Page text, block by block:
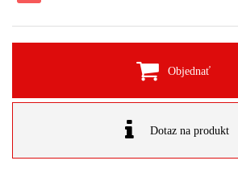
Objednať
Dotaz na produkt